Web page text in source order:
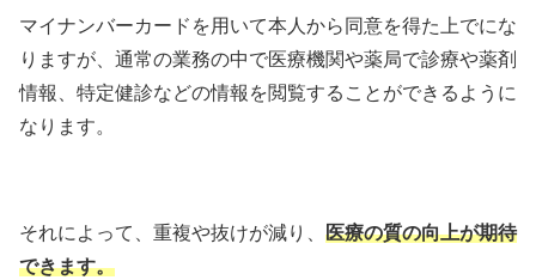
マイナンバーカードを用いて本人から同意を得た上でにな
りますが、通常の業務の中で医療機関や薬局で診療や薬剤
情報、特定健診などの情報を閲覧することができるように
なります。
それによって、重複や抜けが減り、 医療の質の向上が期待
できます。